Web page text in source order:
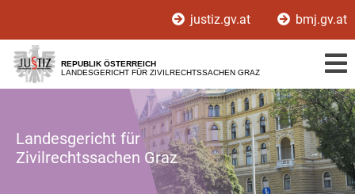
[1]
[2]
[3]
justiz.gv.at bmj.gv.at
REPUBLIK ÖSTERREICH
LANDESGERICHT FÜR ZIVILRECHTSSACHEN GRAZ
Landesgericht für
Zivilrechtssachen Graz